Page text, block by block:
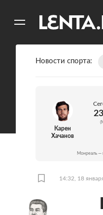
Новости спорта
Карен
Хачанов
Монреаль —
14:32, 18